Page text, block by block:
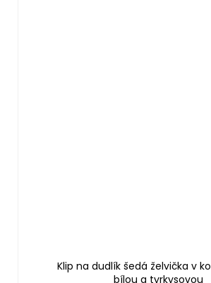
Klip na dudlík šedá želvička v
bílou a tyrkysovou